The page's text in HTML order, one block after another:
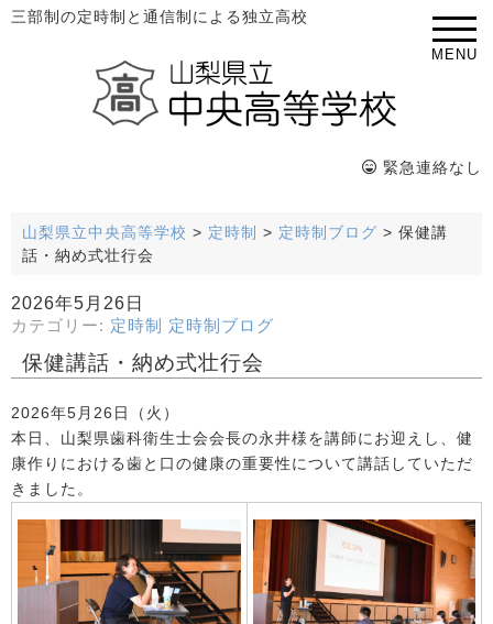
MENU
三部制の定時制と通信制による独立高校
緊急連絡なし
山梨県立中央高等学校 > 定時制 > 定時制ブログ > 保健講
話・納め式壮行会
2026年5月26日
カテゴリー: 定時制 定時制ブログ
保健講話・納め式壮行会
2026年5月26日（火）
本日、山梨県歯科衛生士会会長の永井様を講師にお迎えし、健
康作りにおける歯と口の健康の重要性について講話していただ
きました。